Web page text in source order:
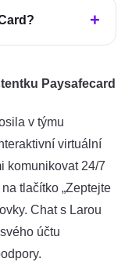
Paysafecard
v týmu
virtuální
komunikovat 24/7
tlačítko „Zeptejte
Chat s Larou
účtu